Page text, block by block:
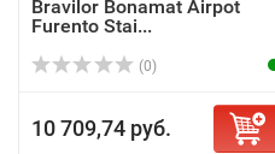
Bravilor Bonamat Airpot
Furento Stai...
(0)
10 709,74 руб.